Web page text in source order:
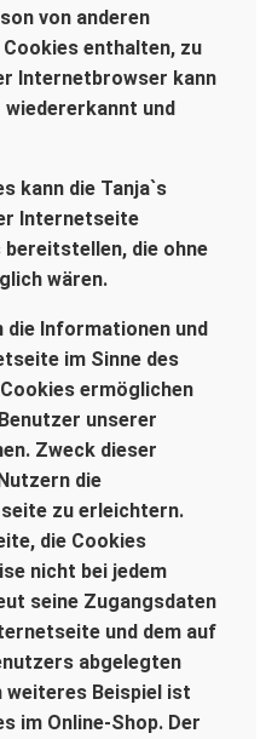
von anderen
enthalten, zu
Internetbrowser kann
wiedererkannt und
kann die Tanja`s
Internetseite
die ohne
wären.
die Informationen und
im Sinne des
ermöglichen
unserer
Zweck dieser
die
zu erleichtern.
die Cookies
nicht bei jedem
seine Zugangsdaten
und dem auf
abgelegten
weiteres Beispiel ist
im Online-Shop. Der